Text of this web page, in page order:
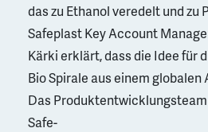
das zu Ethanol veredelt und
Safeplast Key Account
Kärki erklärt, dass die Idee für
Bio Spirale aus einem
Das
Safe-